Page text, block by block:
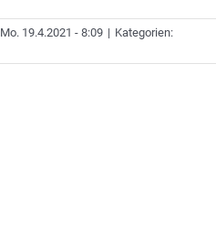
Mo. 19.4.2021 - 8:09 | Kategorien: